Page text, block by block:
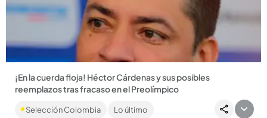
Compartir Noticia
¡En la cuerda floja! Héctor Cárdenas y sus posibles
reemplazos tras fracaso en el Preolímpico
ganado ni un solo partido en el torneo que se disputa en
Selección Colombia Lo último